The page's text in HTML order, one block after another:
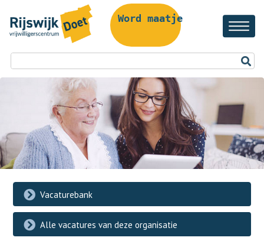
Word maatje!
Vacaturebank
Alle vacatures van deze organisatie